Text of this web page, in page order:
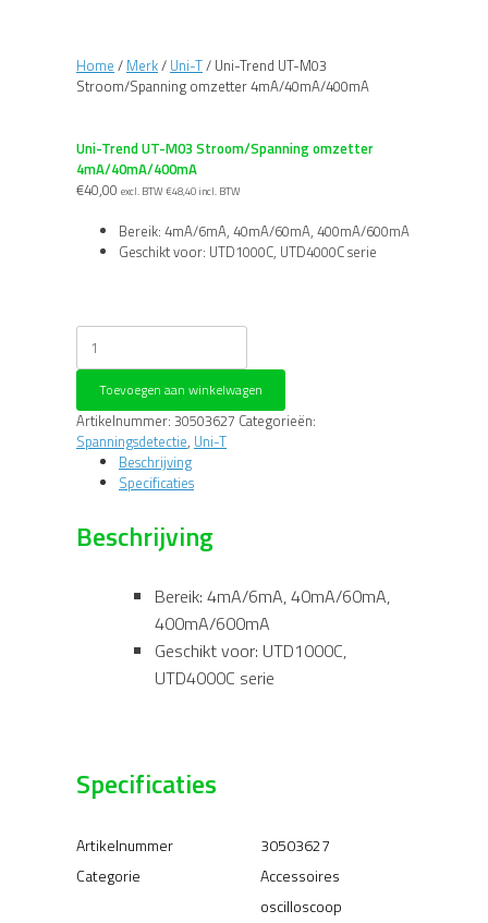
Home / Merk/ Uni-T/ Uni-Trend UT-M03
Stroom/Spanning omzetter 4mA/40mA/400mA
Uni-Trend UT-M03 Stroom/Spanning omzetter
4mA/40mA/400mA
€40,00 excl. BTW €48,40 incl. BTW
Bereik: 4mA/6mA, 40mA/60mA, 400mA/600mA
Geschikt voor: UTD1000C, UTD4000C serie
Uni-
Trend
UT-
Stroom/Spanning
omzetter
4mA/40mA/400mA
aantal
Toevoegen aan winkelwagen
Artikelnummer: 30503627 Categorieën:
Spanningsdetectie, Uni-T
Beschrijving
Specificaties
Beschrijving
Bereik: 4mA/6mA, 40mA/60mA,
400mA/600mA
Geschikt voor: UTD1000C,
UTD4000C serie
Specificaties
Artikelnummer
30503627
Categorie
Accessoires
oscilloscoop